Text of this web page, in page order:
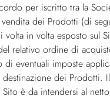
per iscritto tra la
dei Prodotti (di
in volta esposto sul
relativo ordine di
di eventuali imposte
dei Prodotti.
Sito è da intendersi al